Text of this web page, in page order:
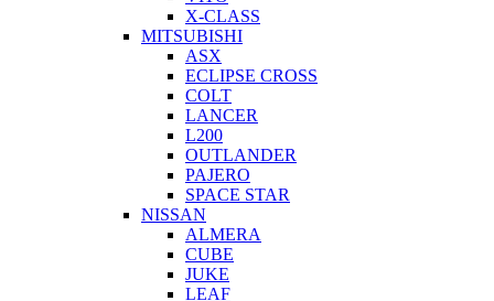
X-CLASS
MITSUBISHI
ASX
ECLIPSE CROSS
COLT
LANCER
L200
OUTLANDER
PAJERO
SPACE STAR
NISSAN
ALMERA
CUBE
JUKE
LEAF